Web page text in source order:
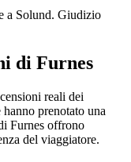
a Solund. Giudizio
di Furnes
reali dei
prenotato una
Furnes offrono
del viaggiatore.